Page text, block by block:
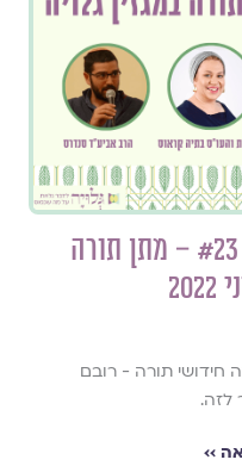
מה חדש במגזין גלויה #23 – מתן תורה
חידושי תורה - רובם
לזה.
››